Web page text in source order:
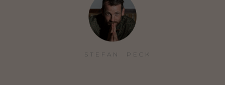
STEFAN  PECK